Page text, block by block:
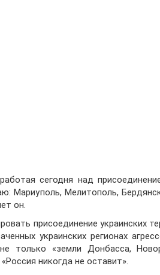
сегодня над
Мариуполь, Мелитополь,
он.
присоединение украинских
украинских регионах
только «земли Донбасса,
никогда не оставит».